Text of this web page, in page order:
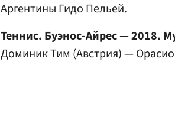
Аргентины Гидо Пельей.
Теннис. Буэнос-Айрес — 2018.
Доминик Тим (Австрия) —